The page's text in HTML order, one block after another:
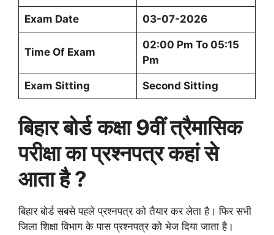
Exam Date 03-07-2026
Time Of Exam
02:00 Pm To 05:15
Pm
Exam Sitting Second Sitting
बिहार बोर्ड कक्षा 9वीं त्रैमासिक
परीक्षा का प्रश्नपत्र कहां से
आता है ?
बिहार बोर्ड सबसे पहले प्रश्नपत्र को तैयार कर लेता है। फिर सभी
जिला शिक्षा विभाग के पास प्रश्नपत्र को भेज दिया जाता है।